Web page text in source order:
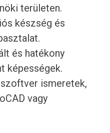
területen.
készség és
és hatékony
képességek.
ismeretek,
vagy